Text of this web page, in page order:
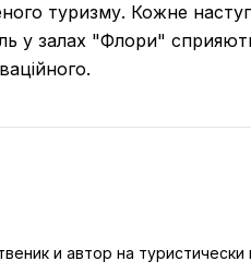
туризму. Кожне
у залах "Флори"
и автор на